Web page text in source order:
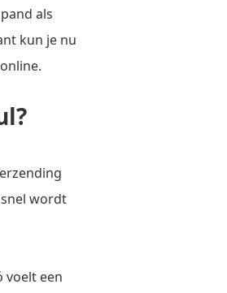
als
kun je nu
wordt
voelt een